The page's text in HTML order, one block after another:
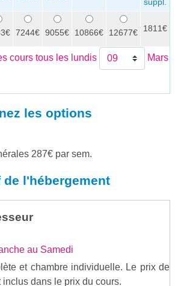
suppl.
7244€ 9055€ 10866€ 12677€ 1811€
cours tous les lundis
Mars
les options
287€ par sem.
de l'hébergement
au Samedi
et chambre individuelle. Le prix de
inclus dans le prix du cours.